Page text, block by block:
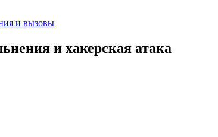
и вызовы
и хакерская атака